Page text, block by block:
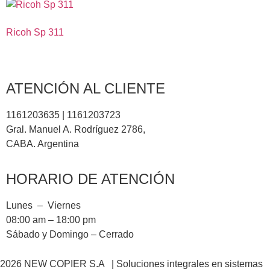
Ricoh Sp 311
ATENCIÓN AL CLIENTE
1161203635 | 1161203723
Gral. Manuel A. Rodríguez 2786,
CABA. Argentina
HORARIO DE ATENCIÓN
Lunes – Viernes
08:00 am – 18:00 pm
Sábado y Domingo – Cerrado
2026 NEW COPIER S.A | Soluciones integrales en sistemas